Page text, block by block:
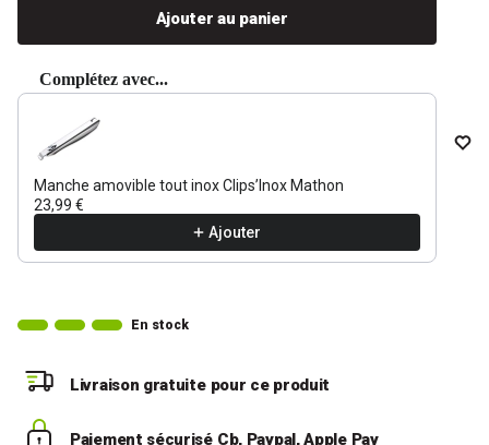
Ajouter au panier
Complétez avec...
Use the Previous and Next buttons to navigate through
Manche amovible tout inox Clips’Inox Mathon
23,99 €
Ajouter
En stock
Livraison gratuite pour ce produit
Paiement sécurisé Cb, Paypal, Apple Pay